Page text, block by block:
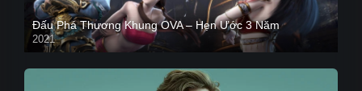
Đấu Phá Thương Khung OVA – Hẹn Ước 3 Năm
2021